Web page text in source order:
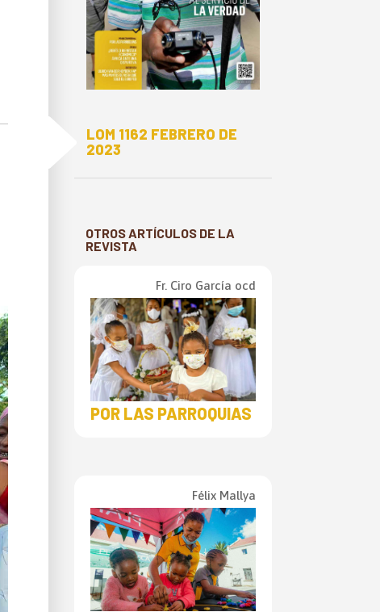
ELOM 1162 FEBRERO DE
2023
OTROS ARTÍCULOS DE LA
REVISTA
Fr. Ciro García ocd
POR LAS PARROQUIAS
Félix Mallya